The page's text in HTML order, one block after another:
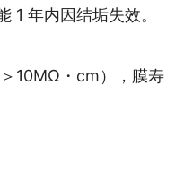
1 年内因结垢失效。
10MΩ・cm），膜寿